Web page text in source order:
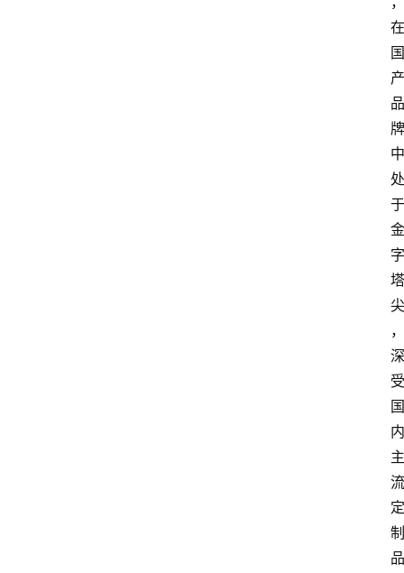
在
国
产
品
牌
中
处
于
金
字
塔
尖
，
深
受
国
内
主
流
定
制
品